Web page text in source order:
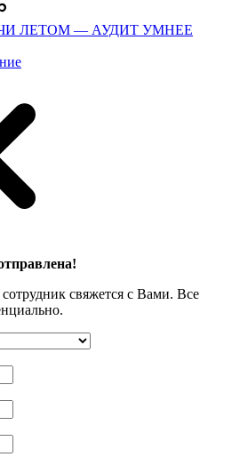
ЛЕТОМ — АУДИТ УМНЕЕ
свяжется с Вами. Все